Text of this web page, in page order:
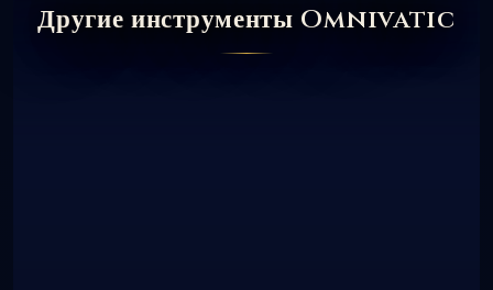
Другие инструменты Omnivatic